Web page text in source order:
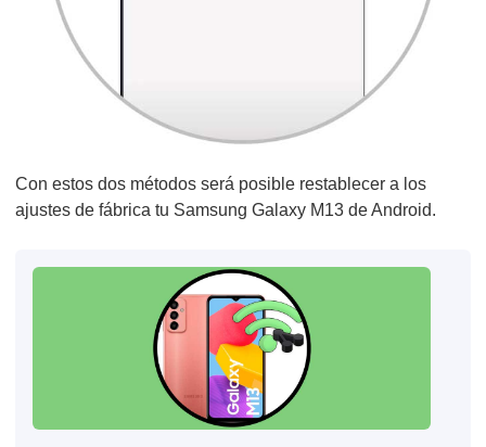
Con estos dos métodos será posible restablecer a los
ajustes de fábrica tu Samsung Galaxy M13 de Android.